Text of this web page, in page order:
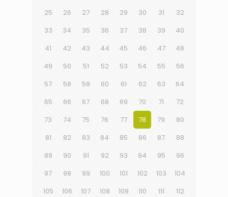
25
26 27 28 29 30 31
32
33
34 35 36 37 38 39
40
41
42 43 44 45 46 47
48
49
50 51 52 53 54 55
56
57
58 59 60 61 62 63
64
65
66 67 68 69 70 71
72
73
74 75 76 77 78 79
80
81
82 83 84 85 86 87
88
89
90 91 92 93 94 95
96
97
98 99 100 101 102 103
104
105
106 107 108 109 110 111
112